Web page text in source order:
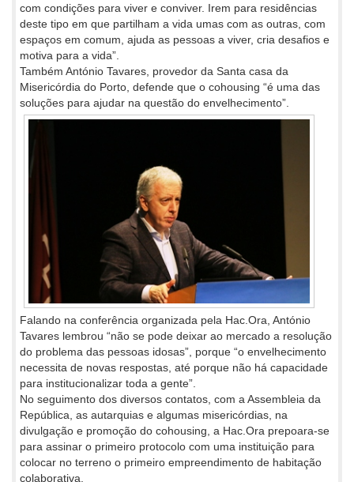
com condições para viver e conviver. Irem para residências
deste tipo em que partilham a vida umas com as outras, com
espaços em comum, ajuda as pessoas a viver, cria desafios e
motiva para a vida”.
Também António Tavares, provedor da Santa casa da
Misericórdia do Porto, defende que o cohousing “é uma das
soluções para ajudar na questão do envelhecimento”.
Falando na conferência organizada pela Hac.Ora, António
Tavares lembrou “não se pode deixar ao mercado a resolução
do problema das pessoas idosas”, porque “o envelhecimento
necessita de novas respostas, até porque não há capacidade
para institucionalizar toda a gente”.
No seguimento dos diversos contatos, com a Assembleia da
República, as autarquias e algumas misericórdias, na
divulgação e promoção do cohousing, a Hac.Ora prepoara-se
para assinar o primeiro protocolo com uma instituição para
colocar no terreno o primeiro empreendimento de habitação
colaborativa.